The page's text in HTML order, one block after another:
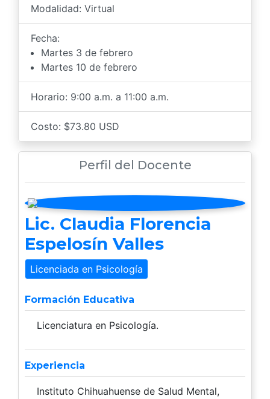
Modalidad: Virtual
Fecha:
Martes 3 de febrero
Martes 10 de febrero
Horario: 9:00 a.m. a 11:00 a.m.
Costo: $73.80 USD
Perfil del Docente
Lic. Claudia Florencia
Espelosín Valles
Licenciada en Psicología
Formación Educativa
Licenciatura en Psicología.
Experiencia
Instituto Chihuahuense de Salud Mental,